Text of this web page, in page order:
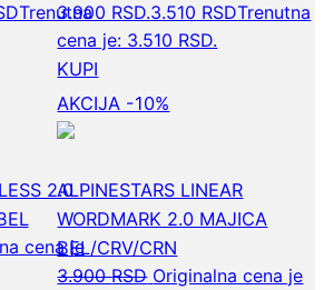
Trenutna3.900 RSD.3.510 RSDTrenutna
cena je: 3.510 RSD.
KUPI
2.0
cena je
AKCIJA -10%
ALPINESTARS LINEAR
WORDMARK 2.0 MAJICA
BEL/CRV/CRN
3.900RSD Originalna cena je